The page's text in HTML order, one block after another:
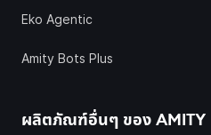
Eko Agentic
Amity Bots Plus
ผลิตภัณฑ์อื่นๆ ของ AMITY